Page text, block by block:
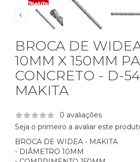
BROCA DE
10MM X 150MM
CONCRETO - D-
MAKITA
0 avaliações
Seja o primeiro a avaliar este
BROCA DE WIDEA - MAKITA
- DIÂMETRO 10MM